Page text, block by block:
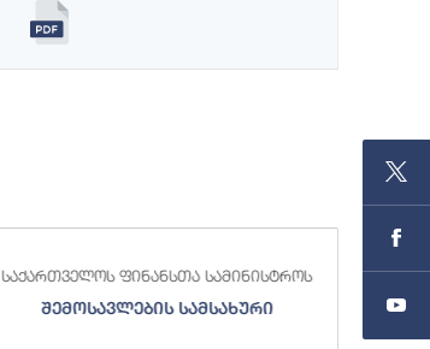
საქართველოს ფინანსთა სამინისტროს
შემოსავლების სამსახური